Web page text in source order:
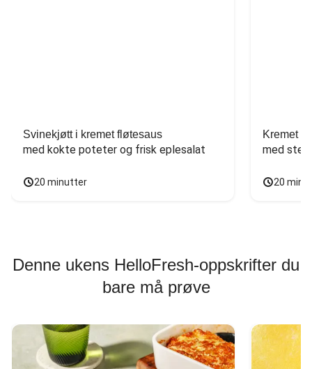
Svinekjøtt i kremet fløtesaus
med kokte poteter og frisk eplesalat
20 minutter
Kremet
med
20
Denne ukens HelloFresh-oppskrifter du
bare må prøve